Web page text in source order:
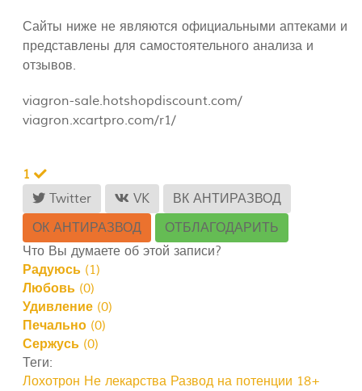
Сайты ниже не являются официальными аптеками и
представлены для самостоятельного анализа и
отзывов.
viagron-sale.hotshopdiscount.com/
viagron.xcartpro.com/r1/
1
Twitter
VK
ВК АНТИРАЗВОД
ОК АНТИРАЗВОД
ОТБЛАГОДАРИТЬ
Что Вы думаете об этой записи?
Радуюсь (1)
Любовь (0)
Удивление (0)
Печально (0)
Сержусь (0)
Теги:
Лохотрон Не лекарства Развод на потенции 18+